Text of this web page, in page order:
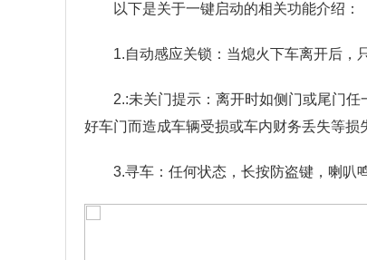
以下是关于一键启动的相关功能介绍：
1.自动感应关锁：当熄火下车离开后，
2.:未关门提示：离开时如侧门或尾门
好车门而造成车辆受损或车内财务丢失等损
3.寻车：任何状态，长按防盗键，喇叭